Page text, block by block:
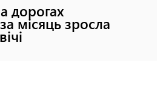
дорогах
місяць зросла